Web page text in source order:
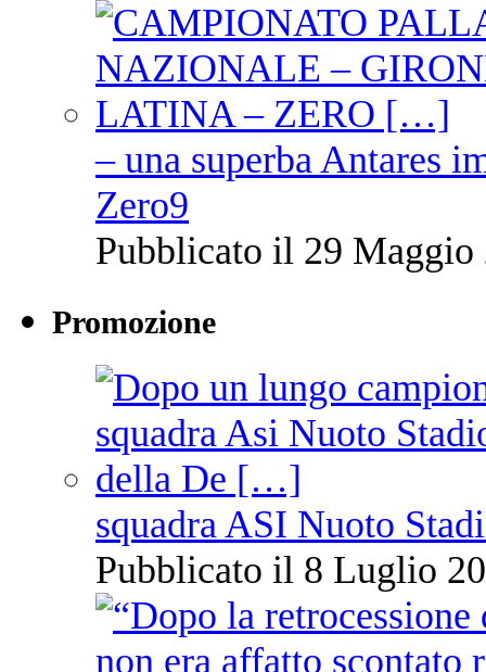
– una superba Antares
Zero9
Pubblicato il 29 Maggio
Promozione
squadra ASI Nuoto
Pubblicato il 8 Luglio